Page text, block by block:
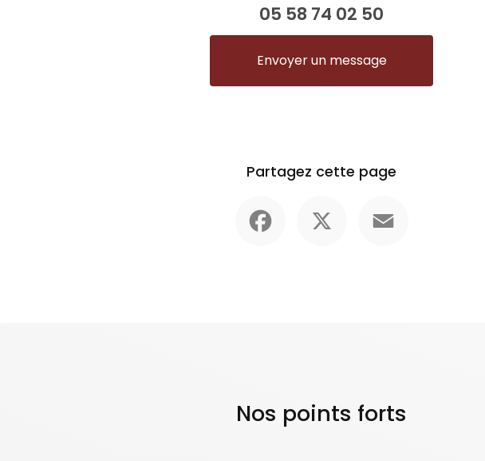
05 58 74 02 50
Envoyer un message
Partagez cette page
Nos points forts